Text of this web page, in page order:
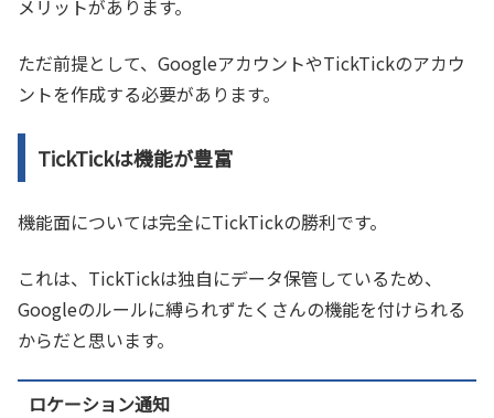
メリットがあります。
ただ前提として、GoogleアカウントやTickTickのアカウ
ントを作成する必要があります。
TickTickは機能が豊富
機能面については完全にTickTickの勝利です。
これは、TickTickは独自にデータ保管しているため、
Googleのルールに縛られずたくさんの機能を付けられる
からだと思います。
ロケーション通知